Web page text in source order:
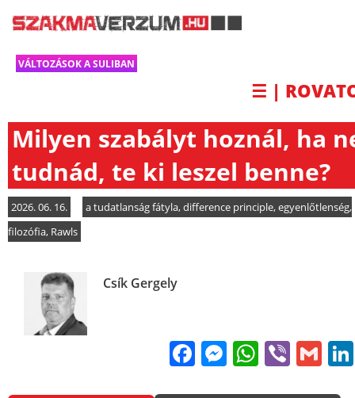
VÁLTOZÁSOK A SULIBAN
☰ |
Milyen szabályt hoznál, ha
tudnád, te ki leszel benne?
2026. 06. 16. a tudatlanság fátyla,difference principle,egyenlőtlenség,
filozófia, Rawls
Csík Gergely
FacebookViber